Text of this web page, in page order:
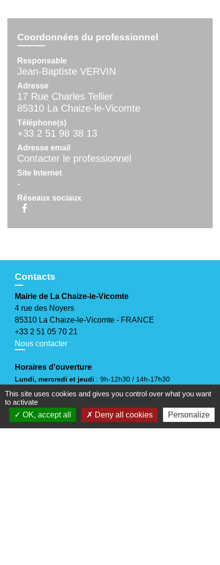
Coordonnées du professionnel
Responsable
Jean-Baptiste VERVIN
Adresse
17 Rue Charles Tellier
85310 La Chaize-le-Vicomte
Téléphone(s)
+33 2 51 98 38 13
Adresse email
Contacter le professionnel
Site Internet
-
Réseaux sociaux
Contacts
Mairie de La Chaize-le-Vicomte
4 rue des Noyers
85310 La Chaize-le-Vicomte - FRANCE
+33 2 51 05 70 21
Nous contacter
Horaires d'ouverture
Lundi, mercredi et jeudi : 9h-12h30 / 14h-17h30
Mardi : 9h-12h30
Vendredi
Samedi(sauf juillet et août) : 10h-12h
This site uses cookies and gives you control over what you want
to activate
OK, accept all
Deny all cookies Personalize